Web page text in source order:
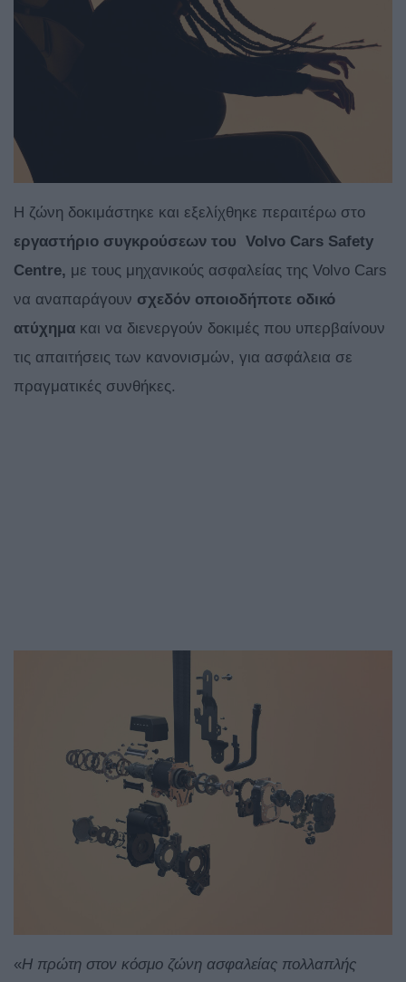
Η ζώνη δοκιμάστηκε και εξελίχθηκε περαιτέρω στο
εργαστήριο συγκρούσεων του Volvo Cars Safety
Centre, με τους μηχανικούς ασφαλείας της Volvo Cars
να αναπαράγουν σχεδόν οποιοδήποτε οδικό
ατύχημα και να διενεργούν δοκιμές που υπερβαίνουν
τις απαιτήσεις των κανονισμών, για ασφάλεια σε
πραγματικές συνθήκες.
«Η πρώτη στον κόσμο ζώνη ασφαλείας πολλαπλής